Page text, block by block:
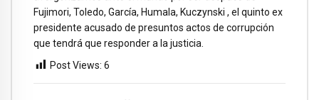
Fujimori, Toledo, García, Humala, Kuczynski , el quinto ex
presidente acusado de presuntos actos de corrupción
que tendrá que responder a la justicia.
Post Views: 6